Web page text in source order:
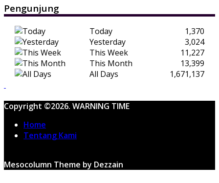
Pengunjung
Today
1,370
Yesterday
3,024
This Week
11,227
This Month
13,399
All Days
1,671,137
Copyright ©2026. WARNING TIME
Home
Tentang Kami
Mesocolumn Theme by Dezzain